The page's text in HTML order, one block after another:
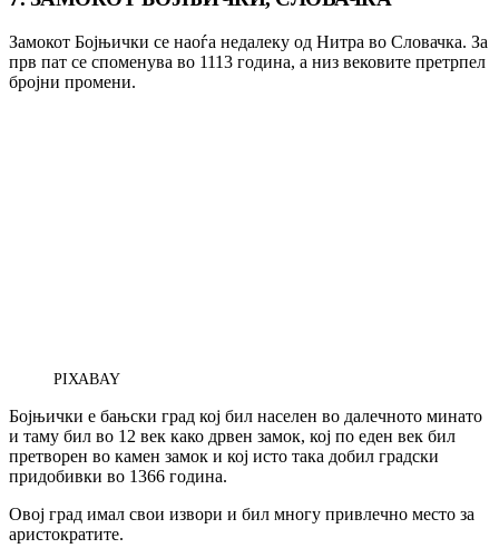
Замокот Бојњички се наоѓа недалеку од Нитра во Словачка. За
прв пат се споменува во 1113 година, а низ вековите претрпел
бројни промени.
PIXABAY
Бојњички е бањски град кој бил населен во далечното минато
и таму бил во 12 век како дрвен замок, кој по еден век бил
претворен во камен замок и кој исто така добил градски
придобивки во 1366 година.
Овој град имал свои извори и бил многу привлечно место за
аристократите.